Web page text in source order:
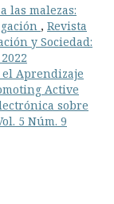
las malezas:
, Revista
y Sociedad:
Aprendizaje
Active
sobre
5 Núm. 9